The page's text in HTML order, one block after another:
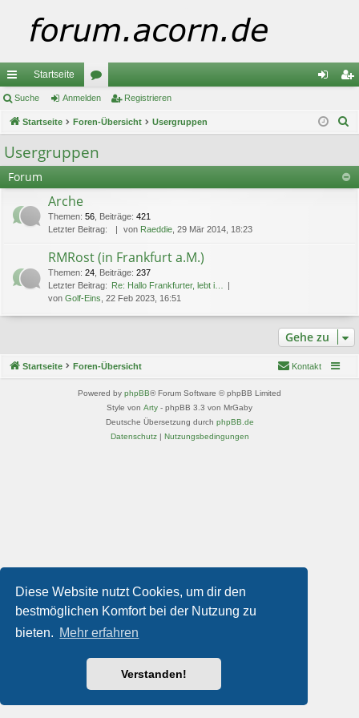
Diese Website nutzt Cookies, um dir den
bestmöglichen Komfort bei der Nutzung zu
bieten. Mehr erfahren
Verstanden!
ch
ne
llz
ug
Startseite
or
en m ist
re
Suche Anmelden Registrieren
Startseite Foren-Übersicht Usergruppen
e
Usergruppen
Forum
Arche
Themen: 56 Beiträge: 421
Letzter Beitrag:
von Raeddie , 29 Mär 2014, 18:23
RMRost (in Frankfurt a.M.)
Themen: 24 Beiträge: 237
Letzter Beitrag: Re: Hallo Frankfurter, lebt i…
von Golf-Eins , 22 Feb 2023, 16:51
Gehe zu
Startseite Foren-Übersicht Kontakt
Powered by phpBB® Forum Software © phpBB Limited
Style von Arty - phpBB 3.3 von MrGaby
Deutsche Übersetzung durch phpBB.de
Datenschutz| Nutzungsbedingungen